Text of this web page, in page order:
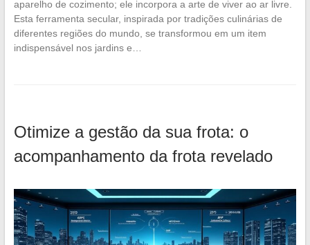
aparelho de cozimento; ele incorpora a arte de viver ao ar livre.
Esta ferramenta secular, inspirada por tradições culinárias de
diferentes regiões do mundo, se transformou em um item
indispensável nos jardins e…
Otimize a gestão da sua frota: o
acompanhamento da frota revelado